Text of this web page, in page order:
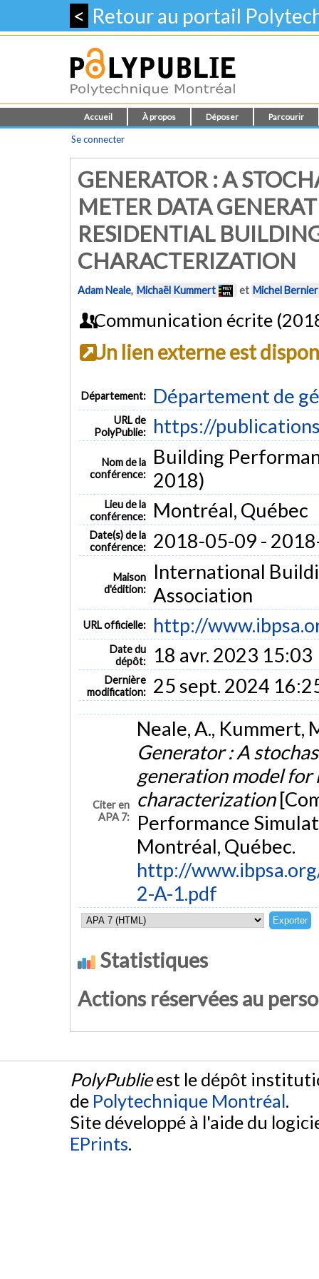
< Retour au portail
Accueil À propos Déposer Parcourir
Se connecter
GENERATOR : A
METER DATA
RESIDENTIAL
CHARACTERIZATION
Adam Neale, Michaël Kummert et Michel Bernier
Communication écrite
Un lien externe est
Département: Département de
URL de
PolyPublie:
https://
Nom de la
conférence:
Building
2018)
Lieu de la
conférence:
Montréal, Québec
Date(s) de la
conférence:
2018-05-09 -
Maison
d'édition:
International
Association
URL officielle: http://
Date du
dépôt:
18 avr. 2023 15:03
Dernière
modification:
25 sept. 2024
Citer en
APA 7:
Neale, A., Kummert,
Generator : A
generation model
characterization
Performance
Montréal, Québec.
http://
2-A-1.pdf
Statistiques
Actions réservées au
PolyPublieest le dépôt
de Polytechnique Montréal.
Site développé à l'aide du
EPrints.